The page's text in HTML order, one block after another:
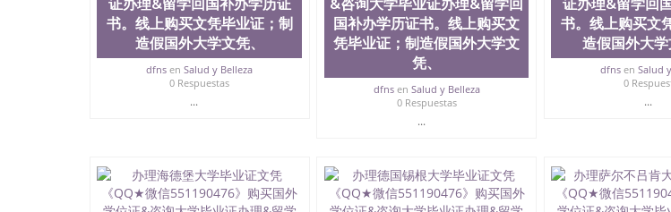
工程、航天工程、土木工程、数学、化学、英语、社会科学、心理学、戏剧、市场营销、机械
机科学、物理学、人工智能、商科、金融专业 1、客户提供相关材料，确定客户办理信息，给
案； 2、补充毕业证成绩单等相关材料； 3、留服注册申请账号，付定金； 4、预约递交时间，
同客户本人一起去留服递交材料； 5、等待结果，完成结果书留服直接邮寄给客户 6、客户确认
付余款。 我们对海外大学及学院的毕业证成绩单所使用的材料，尺寸大小，防伪结构（包括：
底纹，钢印LOGO烫金烫银，LOGO烫金烫银复合重叠。 文字图案浮雕，激光镭射，紫外荧光，
等等，并在时间收集到原版实物，以求达到客户的需求。 我们的优势： 我们在保证合理定价
较高性价比，通过品质和效率不断优化，为您倾情诠释什么是高性价比。 咨询顾问：Sam q/微
信:551190476 Q/微信:551190476办理毕业证成绩单、教育部认证,录取通知书，雅思，留学回
证办理&留学回国补办学历证
书。线上购买文凭毕业证；制
造假国外大学文凭、
dfns enSalud y Belleza
0 Respuestas
...
&咨询大学毕业证办理&留学回
国补办学历证书。线上购买文
凭毕业证；制造假国外大学文
凭、
dfnsen Salud y Belleza
0 Respuestas
...
证办理&留学回
书。线上购买文
造假国外大
dfns enSalud
0
...